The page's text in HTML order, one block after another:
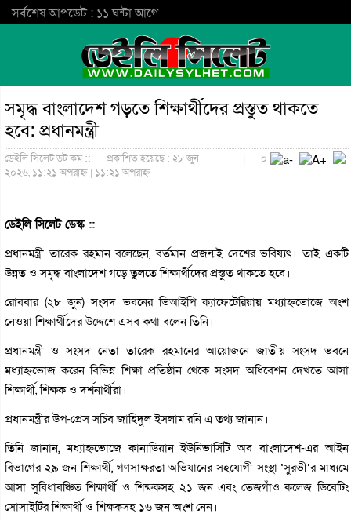
সর্বশেষ আপডেট : ১১ ঘন্টা আগে
সমৃদ্ধ বাংলাদেশ গড়তে শিক্ষার্থীদের প্রস্তুত থাকতে
হবে: প্রধানমন্ত্রী
ডেইলি সিলেট ডট কম ::
প্রকাশিত হয়েছে : ২৮ জুন
২০২৬, ১১:২১ অপরাহ্ন | ১১:২১ অপরাহ্ন
| ০
ডেইলি সিলেট ডেস্ক ::
প্রধানমন্ত্রী তারেক রহমান বলেছেন, বর্তমান প্রজন্মই দেশের ভবিষ্যৎ। তাই একটি
উন্নত ও সমৃদ্ধ বাংলাদেশ গড়ে তুলতে শিক্ষার্থীদের প্রস্তুত থাকতে হবে।
রোববার (২৮ জুন) সংসদ ভবনের ভিআইপি ক্যাফেটেরিয়ায় মধ্যাহ্নভোজে অংশ
নেওয়া শিক্ষার্থীদের উদ্দেশে এসব কথা বলেন তিনি।
প্রধানমন্ত্রী ও সংসদ নেতা তারেক রহমানের আয়োজনে জাতীয় সংসদ ভবনে
মধ্যাহ্নভোজ করেন বিভিন্ন শিক্ষা প্রতিষ্ঠান থেকে সংসদ অধিবেশন দেখতে আসা
শিক্ষার্থী, শিক্ষক ও দর্শনার্থীরা।
প্রধানমন্ত্রীর উপ-প্রেস সচিব জাহিদুল ইসলাম রনি এ তথ্য জানান।
তিনি জানান, মধ্যাহ্নভোজে কানাডিয়ান ইউনিভার্সিটি অব বাংলাদেশ-এর আইন
বিভাগের ২৯ জন শিক্ষার্থী, গণসাক্ষরতা অভিযানের সহযোগী সংস্থা ‘সুরভী’র মাধ্যমে
আসা সুবিধাবঞ্চিত শিক্ষার্থী ও শিক্ষকসহ ২১ জন এবং তেজগাঁও কলেজ ডিবেটিং
সোসাইটির শিক্ষার্থী ও শিক্ষকসহ ১৬ জন অংশ নেন।